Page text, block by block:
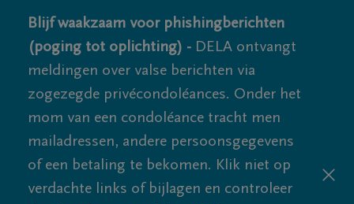
Blijf waakzaam voor phishingberichten
(poging tot oplichting) - DELA ontvangt
meldingen over valse berichten via
zogezegde privécondoléances. Onder het
mom van een condoléance tracht men
mailadressen, andere persoonsgegevens
of een betaling te bekomen. Klik niet op
verdachte links of bijlagen en controleer